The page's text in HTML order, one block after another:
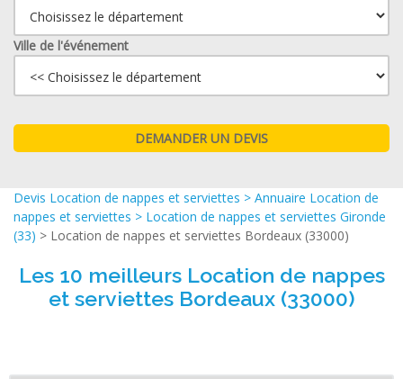
Ville de l'événement
Devis Location de nappes et serviettes > Annuaire Location de
nappes et serviettes > Location de nappes et serviettes Gironde
(33) > Location de nappes et serviettes Bordeaux (33000)
Les 10 meilleurs Location de nappes
et serviettes Bordeaux (33000)